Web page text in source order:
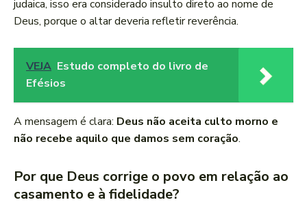
judaica, isso era considerado insulto direto ao nome de
Deus, porque o altar deveria refletir reverência.
VEJA Estudo completo do livro de
Efésios
A mensagem é clara: Deus não aceita culto morno e
não recebe aquilo que damos sem coração.
Por que Deus corrige o povo em relação ao
casamento e à fidelidade?